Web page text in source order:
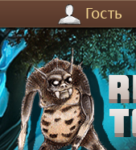
Гость